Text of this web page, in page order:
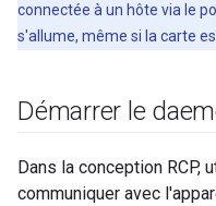
connectée à un hôte via le
s'allume, même si la carte
Démarrer le
Dans la conception RCP,
communiquer avec